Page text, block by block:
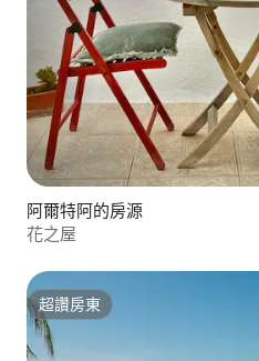
阿爾特阿的房源
花之屋
超讚房東
超讚房東